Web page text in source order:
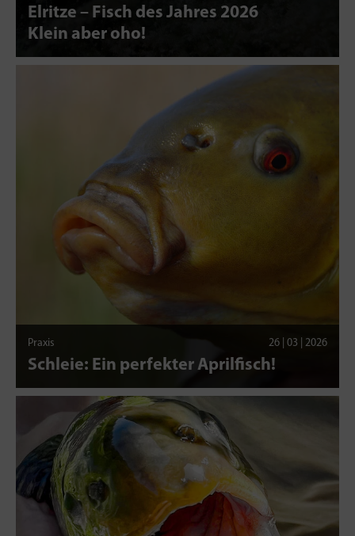
Elritze – Fisch des Jahres 2026
Klein aber oho!
Praxis 26 | 03 | 2026
Schleie: Ein perfekter Aprilfisch!